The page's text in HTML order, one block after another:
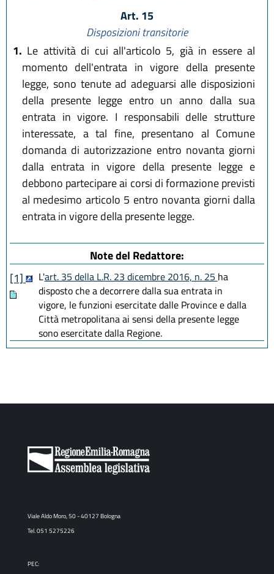
Art. 15
Disposizioni transitorie
1. Le attività di cui all'articolo 5, già in essere al
momento dell'entrata in vigore della presente
legge, sono tenute ad adeguarsi alle disposizioni
della presente legge entro un anno dalla sua
entrata in vigore. I responsabili delle strutture
interessate, a tal fine, presentano al Comune
domanda di autorizzazione entro novanta giorni
dalla entrata in vigore della presente legge e
debbono partecipare ai corsi di formazione previsti
al medesimo articolo 5 entro novanta giorni dalla
entrata in vigore della presente legge.
Note del Redattore:
[1]
L'art. 35 della L.R. 23 dicembre 2016, n. 25 ha
disposto che a decorrere dalla sua entrata in
vigore, le funzioni esercitate dalle Province e dalla
Città metropolitana ai sensi della presente legge
sono esercitate dalla Regione.
Viale Aldo Moro, 50 - 40127 Bologna
Tel. 051 5275226
PEC: